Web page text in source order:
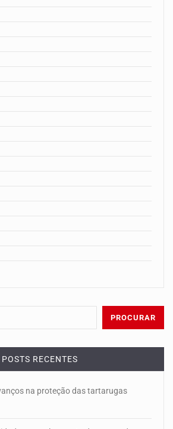
POSTS RECENTES
na proteção das tartarugas